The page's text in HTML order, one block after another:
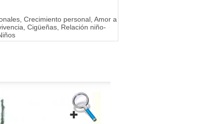
Crecimiento personal, Amor a
Cigüeñas, Relación niño-